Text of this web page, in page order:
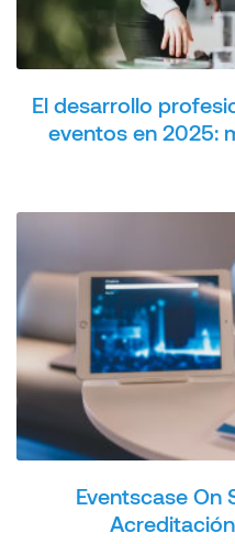
El desarrollo
eventos en 2025:
Eventscase On